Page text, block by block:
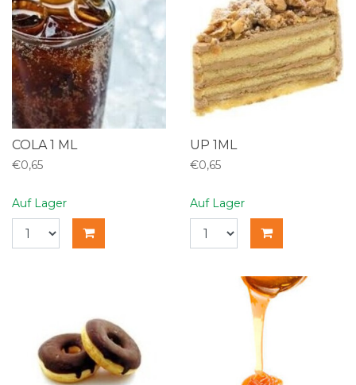
COLA 1 ML
€0,65
Auf Lager
UP 1ML
€0,65
Auf Lager